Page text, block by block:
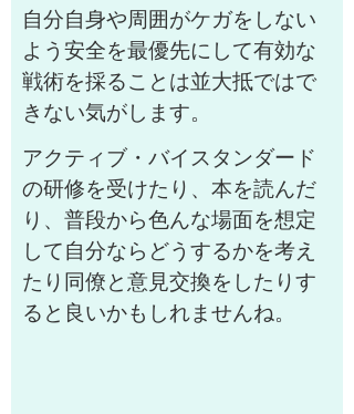
自分自身や周囲がケガをしない
よう安全を最優先にして有効な
戦術を採ることは並大抵ではで
きない気がします。
アクティブ・バイスタンダード
の研修を受けたり、本を読んだ
り、普段から色んな場面を想定
して自分ならどうするかを考え
たり同僚と意見交換をしたりす
ると良いかもしれませんね。